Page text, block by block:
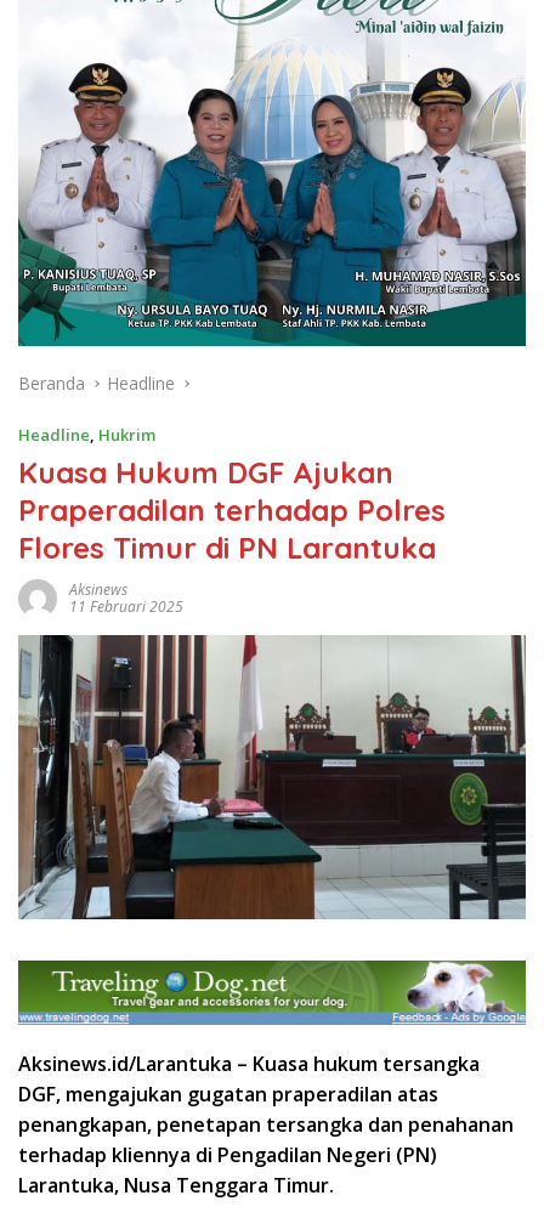
Beranda Headline
Headline, Hukrim
Kuasa Hukum DGF Ajukan
Praperadilan terhadap Polres
Flores Timur di PN Larantuka
Aksinews
11 Februari 2025
Aksinews.id/Larantuka – Kuasa hukum tersangka
DGF, mengajukan gugatan praperadilan atas
penangkapan, penetapan tersangka dan penahanan
terhadap kliennya di Pengadilan Negeri (PN)
Larantuka, Nusa Tenggara Timur.